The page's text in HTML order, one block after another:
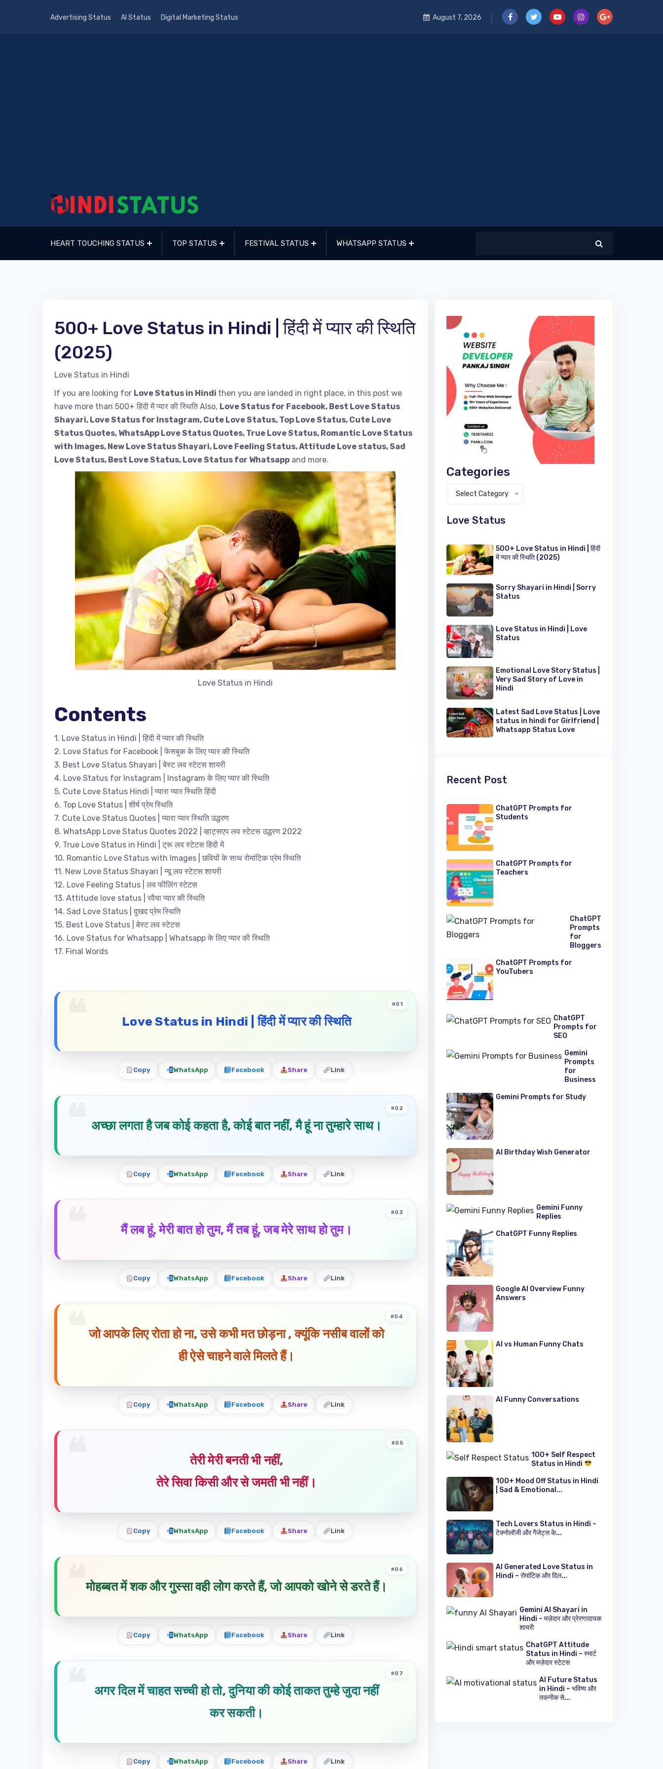
Advertising Status AI Status Digital Marketing Status August 7, 2026
HEART TOUCHING STATUS TOP STATUS FESTIVAL STATUS WHATSAPP STATUS
500+ Love Status in Hindi | हिंदी में प्यार की स्थिति
(2025)
Love Status in Hindi
If you are looking for Love Status in Hindi then you are landed in right place, in this post we
have more than 500+ हिंदी में प्यार की स्थिति Also, Love Status for Facebook, Best Love Status
Shayari, Love Status for Instagram, Cute Love Status, Top Love Status, Cute Love
Status Quotes, WhatsApp Love Status Quotes, True Love Status, Romantic Love Status
with Images, New Love Status Shayari, Love Feeling Status, Attitude Love status, Sad
Love Status, Best Love Status, Love Status for Whatsapp and more.
Love Status in Hindi
Contents
1. Love Status in Hindi | हिंदी में प्यार की स्थिति
2. Love Status for Facebook | फेसबुक के लिए प्यार की स्थिति
3. Best Love Status Shayari | बेस्ट लव स्टेटस शायरी
4. Love Status for Instagram | Instagram के लिए प्यार की स्थिति
5. Cute Love Status Hindi | प्यारा प्यार स्थिति हिंदी
6. Top Love Status | शीर्ष प्रेम स्थिति
7. Cute Love Status Quotes | प्यारा प्यार स्थिति उद्धरण
8. WhatsApp Love Status Quotes 2022 | व्हाट्सएप लव स्टेटस उद्धरण 2022
9. True Love Status in Hindi | ट्रू लव स्टेटस हिंदी में
10. Romantic Love Status with Images | छवियों के साथ रोमांटिक प्रेम स्थिति
11. New Love Status Shayari | न्यू लव स्टेटस शायरी
12. Love Feeling Status | लव फीलिंग स्टेटस
13. Attitude love status | रवैया प्यार की स्थिति
14. Sad Love Status | दुखद प्रेम स्थिति
15. Best Love Status | बेस्ट लव स्टेटस
16. Love Status for Whatsapp | Whatsapp के लिए प्यार की स्थिति
17. Final Words
Love Status in Hindi |हिंदीमेंप्यारकीस्थिति
#01
Copy WhatsApp Facebook Share Link
अच्छा लगता है जब कोई कहता है, कोई बात नहीं, मै हूं ना तुम्हारे साथ।
#02
Copy WhatsApp Facebook Share Link
मैं लब हूं, मेरी बात हो तुम, मैं तब हूं, जब मेरे साथ हो तुम।
#03
Copy WhatsApp Facebook Share Link
जो आपके लिए रोता हो ना, उसे कभी मत छोड़ना , क्यूंकि नसीब वालों को
ही ऐसे चाहने वाले मिलते हैं।
#04
Copy WhatsApp Facebook Share Link
तेरी मेरी बनती भी नहीं,
तेरे सिवा किसी और से जमती भी नहीं।
#05
Copy WhatsApp Facebook Share Link
मोहब्बत में शक और गुस्सा वही लोग करते हैं, जो आपको खोने से डरते हैं।
#06
Copy WhatsApp Facebook Share Link
अगर दिल में चाहत सच्ची हो तो, दुनिया की कोई ताकत तुम्हे जुदा नहीं
कर सकती।
#07
Copy WhatsApp Facebook Share Link
Categories
Categories
Select Category
Love Status
500+ Love Status in Hindi | हिंदी
में प्यार की स्थिति (2025)
Sorry Shayari in Hindi | Sorry
Status
Love Status in Hindi | Love
Status
Emotional Love Story Status |
Very Sad Story of Love in
Hindi
Latest Sad Love Status | Love
status in hindi for Girlfriend |
Whatsapp Status Love
Recent Post
ChatGPT Prompts for
Students
ChatGPT Prompts for
Teachers
ChatGPT
Prompts
for
Bloggers
ChatGPT Prompts for
YouTubers
ChatGPT
Prompts for
SEO
Gemini
Prompts
for
Business
Gemini Prompts for Study
AI Birthday Wish Generator
Gemini Funny
Replies
ChatGPT Funny Replies
Google AI Overview Funny
Answers
AI vs Human Funny Chats
AI Funny Conversations
100+ Self Respect
Status in Hindi
100+ Mood Off Status in Hindi
| Sad & Emotional...
Tech Lovers Status in Hindi –
टेक्नोलॉजी और गैजेट्स के...
AI Generated Love Status in
Hindi – रोमांटिक और दिल...
Gemini AI Shayari in
Hindi – मज़ेदार और प्रेरणादायक
शायरी
ChatGPT Attitude
Status in Hindi – स्मार्ट
और मज़ेदार स्टेटस
AI Future Status
in Hindi – भविष्य और
तकनीक से...